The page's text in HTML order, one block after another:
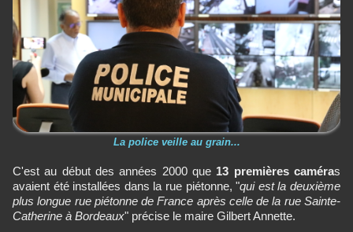
La police veille au grain...
C'est au début des années 2000 que 13 premières caméras
avaient été installées dans la rue piétonne, "qui est la deuxième
plus longue rue piétonne de France après celle de la rue Sainte-
Catherine à Bordeaux" précise le maire Gilbert Annette.